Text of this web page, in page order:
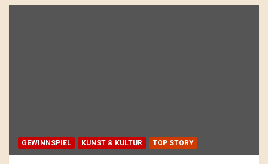
GEWINNSPIEL KUNST & KULTUR TOP STORY